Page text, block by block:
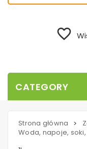
favorite_border
CATEGORY
Strona główna >
Woda, napoje,